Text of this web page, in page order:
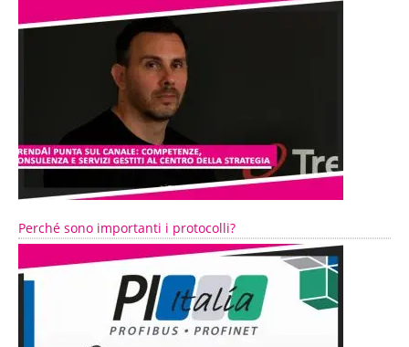
Perché sono importanti i protocolli?